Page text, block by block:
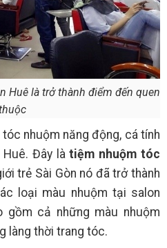
Huê là trở thành điểm đến quen
nhuộm năng động, cá tính
Huê. Đây làtiệm nhuộm tóc
trẻ Sài Gòn nó đã trở thành
loại màu nhuộm tại salon
gồm cả những màu nhuộm
làng thời trang tóc.